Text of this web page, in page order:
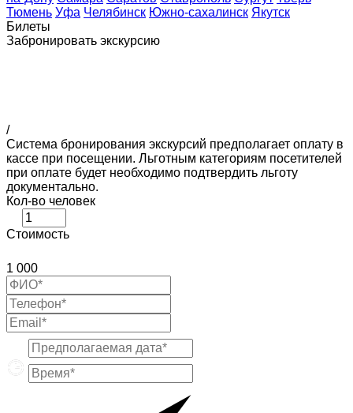
Тюмень Уфа Челябинск Южно-сахалинск Якутск
Билеты
Забронировать экскурсию
/
Система бронирования экскурсий предполагает оплату в
кассе при посещении. Льготным категориям посетителей
при оплате будет необходимо подтвердить льготу
документально.
Кол-во человек
Стоимость
1 000